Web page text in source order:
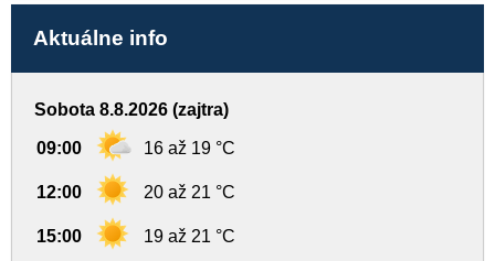
Aktuálne info
Sobota 8.8.2026 (zajtra)
09:00 16 až 19 °C
12:00 20 až 21 °C
15:00 19 až 21 °C